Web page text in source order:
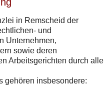
in Remscheid der
und
Unternehmen,
sowie deren
Arbeitsgerichten durch alle
gehören insbesondere: